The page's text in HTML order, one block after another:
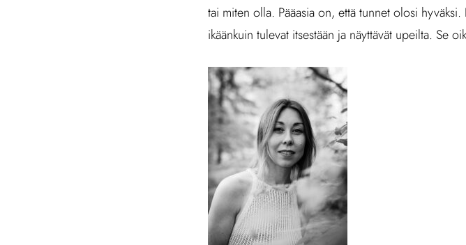
tai miten olla. Pääasia on, että tunnet olosi
ikäänkuin tulevat itsestään ja näyttävät upeilta. Se